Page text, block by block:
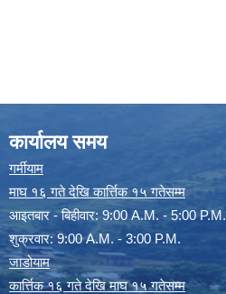
कार्यालय समय
गर्मीयाम
माघ १६ गते देखि कार्त्तिक १५ गतेसम्म
आइतबार - बिहीवार: 9:00 A.M. - 5:00 P.M.
शुक्रवार: 9:00 A.M. - 3:00 P.M.
जाडोयाम
कार्त्तिक १६ गते देखि माघ १५ गतेसम्म